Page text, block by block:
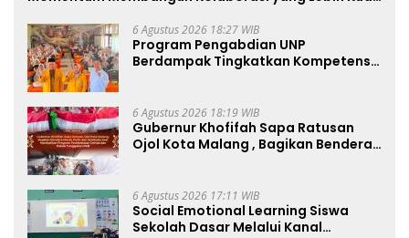
6 Agustus 2026 18:27 WIB
Program Pengabdian UNP
Berdampak Tingkatkan Kompetensi
6 Agustus 2026 18:19 WIB
Gubernur Khofifah Sapa Ratusan
Ojol Kota Malang , Bagikan Bendera
Denda dan Pokok Tunggakan PKB
6 Agustus 2026 17:11 WIB
Social Emotional Learning Siswa
Sekolah Dasar Melalui Kanal